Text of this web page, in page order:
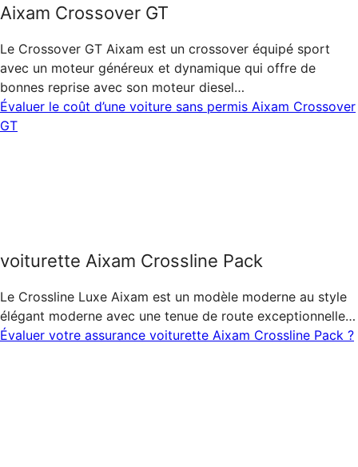
Aixam Crossover GT
Le Crossover GT Aixam est un crossover équipé sport
avec un moteur généreux et dynamique qui offre de
bonnes reprise avec son moteur diesel…
Évaluer le coût d’une voiture sans permis Aixam Crossover
GT
voiturette Aixam Crossline Pack
Le Crossline Luxe Aixam est un modèle moderne au style
élégant moderne avec une tenue de route exceptionnelle…
Évaluer votre assurance voiturette Aixam Crossline Pack ?